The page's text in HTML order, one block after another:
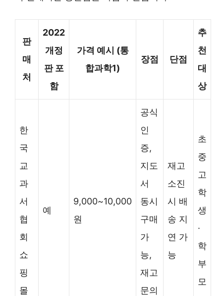
판
매
처
2022
개정
판 포
함
가격 예시 (통
합과학1)
장점 단점
추
천
대
상
한
국
교
과
서
협
회
쇼
핑
몰
예
9,000~10,000
원
공식
인
증,
지도
서
동시
구매
가
능,
재고
문의
재고
소진
시 배
송 지
연 가
능
초
중
고
학
생
·
학
부
모